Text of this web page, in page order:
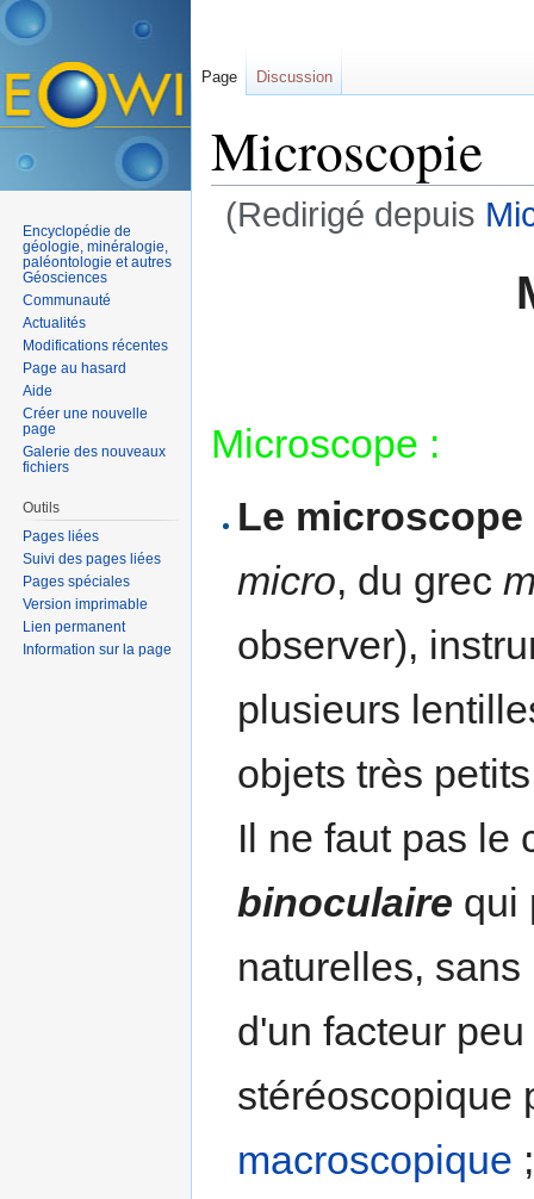
Microscopie
(Redirigé depuis
Microscope :
Le microscope
micro, du grec
observer),
plusieurs
objets très
Il ne faut pas le
binoculaire qui
naturelles,
d'un facteur
stéréoscopique
macroscopique
Page Discussion
Encyclopédie de
géologie, minéralogie,
paléontologie et autres
Géosciences
Communauté
Actualités
Modifications récentes
Page au hasard
Aide
Créer une nouvelle
page
Galerie des nouveaux
fichiers
Outils
Pages liées
Suivi des pages liées
Pages spéciales
Version imprimable
Lien permanent
Information sur la page